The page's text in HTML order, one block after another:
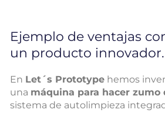
Ejemplo de ventajas
un producto innovador.
En Let´s Prototype hemos
una máquina para hacer zumo
sistema de autolimpieza